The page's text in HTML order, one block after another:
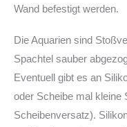
Wand befestigt werden.
Die Aquarien sind
Spachtel sauber
Eventuell gibt es an
oder Scheibe mal kleine
Scheibenversatz).